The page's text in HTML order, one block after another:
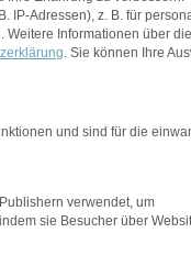
IP-Adressen), z. B. für
Weitere Informationen über die
. Sie können Ihre
Einwilligung erteilt
und sind für die
verwendet, um
sie Besucher über